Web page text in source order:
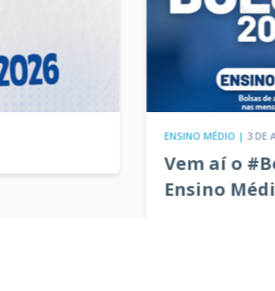
3 DE AGOSTO DE 2024
Vem aí o #BolsãoDarwin